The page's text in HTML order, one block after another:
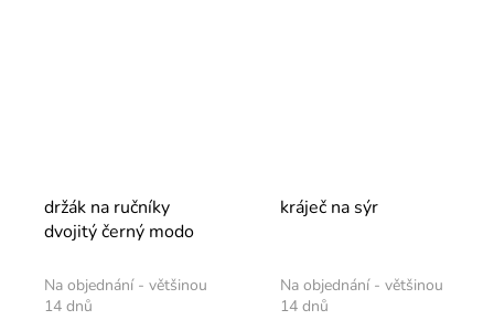
držák na ručníky
dvojitý černý modo
Na objednání - většinou
14 dnů
kráječ na sýr
Na objednání - většinou
14 dnů